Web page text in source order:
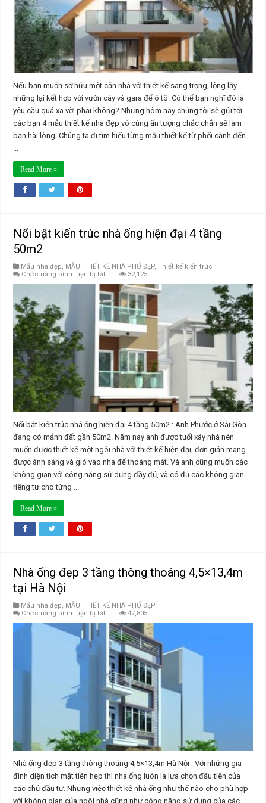
tượng
kiểu
nhà
vườn
Nếu bạn muốn sở hữu một căn nhà với thiết kế sang trọng, lộng lẫy
những lại kết hợp với vườn cây và gara để ô tô. Có thể bạn nghĩ đó là
yêu cầu quá xa vời phải không? Nhưng hôm nay chúng tôi sẽ gửi tới
các bạn 4 mẫu thiết kế nhà đẹp vô cùng ấn tượng chắc chắn sẽ làm
bạn hài lòng. Chúng ta đi tìm hiểu từng mẫu thiết kế từ phối cảnh đến
...
Read More »
Nổi bật kiến trúc nhà ống hiện đại 4 tầng
50m2
Mẫu nhà đẹp, MẪU THIẾT KẾ NHÀ PHỐ ĐẸP,Thiết kế kiến trúc
Chức năng bình luận bị tắt
bật
kiến
trúc
ống
hiện
đại
tầng
50m2
32,125
Nổi bật kiến trúc nhà ống hiện đại 4 tầng 50m2 : Anh Phước ở Sài Gòn
đang có mảnh đất gần 50m2. Năm nay anh được tuổi xây nhà nên
muốn được thiết kế một ngôi nhà với thiết kế hiện đại, đơn giản mang
được ánh sáng và gió vào nhà để thoáng mát. Và anh cũng muốn các
không gian với công năng sử dụng đầy đủ, và có đủ các không gian
riêng tư cho từng ...
Read More »
Nhà ống đẹp 3 tầng thông thoáng 4,5×13,4m
tại Hà Nội
Mẫu nhà đẹp, MẪU THIẾT KẾ NHÀ PHỐ ĐẸP
Chức năng bình luận bị tắt
ống
đẹp
tầng
thông
thoáng
4,5×13,4m
tại
Hà
Nội
47,805
Nhà ống đẹp 3 tầng thông thoáng 4,5×13,4m Hà Nội : Với những gia
đình diện tích mặt tiền hẹp thì nhà ống luôn là lựa chọn đầu tiên của
các chủ đầu tư. Nhưng việc thiết kế nhà ống như thế nào cho phù hợp
với không gian của ngôi nhà cũng như công năng sử dụng của các